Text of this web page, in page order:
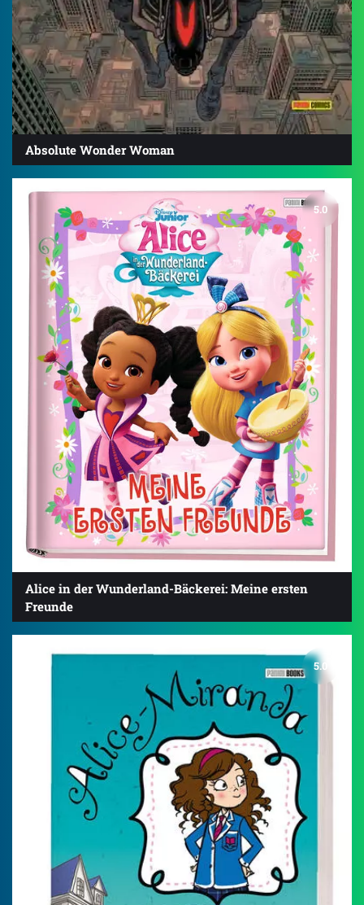
Absolute Wonder Woman
5.0
Alice in der Wunderland-Bäckerei: Meine ersten
Freunde
5.0